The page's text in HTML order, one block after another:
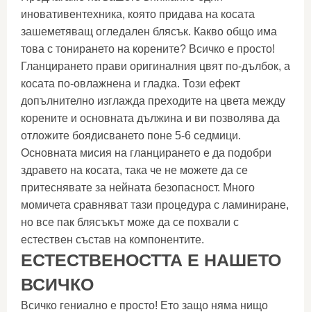
иновативентехника, която придава на косата
зашеметяващ огледален блясък. Какво общо има
това с тонирането на корените? Всичко е просто!
Гланцирането прави оригиналния цвят по-дълбок, а
косата по-овлажнена и гладка. Този ефект
допълнително изглажда преходите на цвета между
корените и основната дължина и ви позволява да
отложите боядисването поне 5-6 седмици.
Основната мисия на гланцирането е да подобри
здравето на косата, така че не можете да се
притеснявате за нейната безопасност. Много
момичета сравняват тази процедура с ламиниране,
но все пак блясъкът може да се похвали с
естествен състав на компонентите.
ЕСТЕСТВЕНОСТТА Е НАШЕТО
ВСИЧКО
Всичко гениално е просто! Ето защо няма нищо